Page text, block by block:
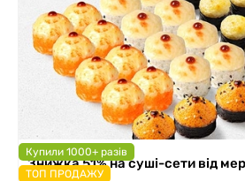
Купили 1000+ разів
ТОП ПРОДАЖУ
Знижка 51% на суші-сети від